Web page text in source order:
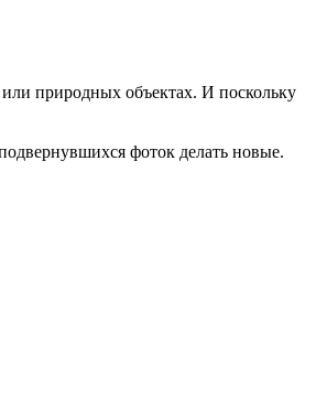
природных объектах. И поскольку
фоток делать новые.